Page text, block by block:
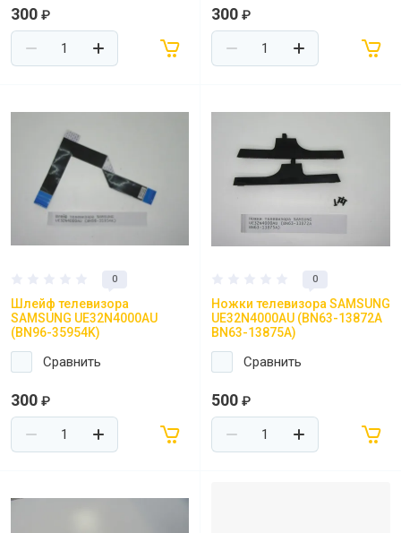
300 ₽ 300 ₽
0
Шлейф телевизора
SAMSUNG UE32N4000AU
(BN96-35954K)
Сравнить
300 ₽
0
Ножки телевизора SAMSUNG
UE32N4000AU (BN63-13872A
BN63-13875A)
Сравнить
500 ₽